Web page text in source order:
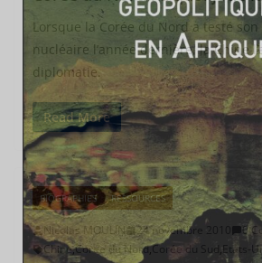
Lorsque la Corée du Nord a testé
nucléaire l’année dernière, la Chine
diplomatie.
Read More
BIOGRAPHIES RESSOURCES
Nicolas MOULIN 24 novembre 2010
0
Chine,Corée du Nord,Corée du Sud ,Etats-